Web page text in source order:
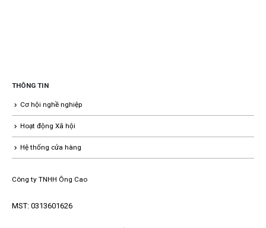
THÔNG TIN
Cơ hội nghề nghiệp
Hoạt động Xã hội
Hệ thống cửa hàng
Công ty TNHH Ông Cao
MST: 0313601626